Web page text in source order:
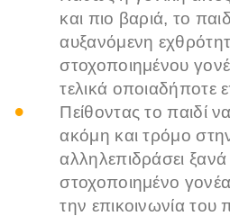
και πιο βαριά, το
αυξανόμενη
στοχοποιημένου
τελικά οποιαδήποτε
Πείθοντας το παιδί
ακόμη και τρόμο
αλληλεπιδράσει
στοχοποιημένο
την επικοινωνία του